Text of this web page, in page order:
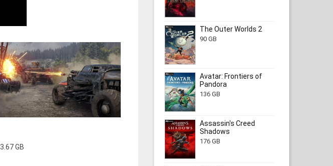
3.67 GB
The Outer Worlds 2
90 GB
Avatar: Frontiers of
Pandora
136 GB
Assassin's Creed
Shadows
176 GB